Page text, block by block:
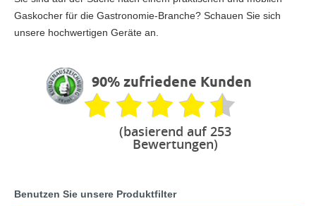
Gaskocher für die Gastronomie-Branche? Schauen Sie sich
unsere hochwertigen Geräte an.
90% zufriedene Kunden
(basierend auf 253
Bewertungen)
Benutzen Sie unsere Produktfilter